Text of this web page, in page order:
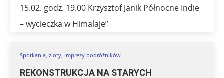
15.02. godz. 19.00 Krzysztof Janik Północne Indie
– wycieczka w Himalaje”
Spotkania, zloty, imprezy podróżników
REKONSTRUKCJA NA STARYCH